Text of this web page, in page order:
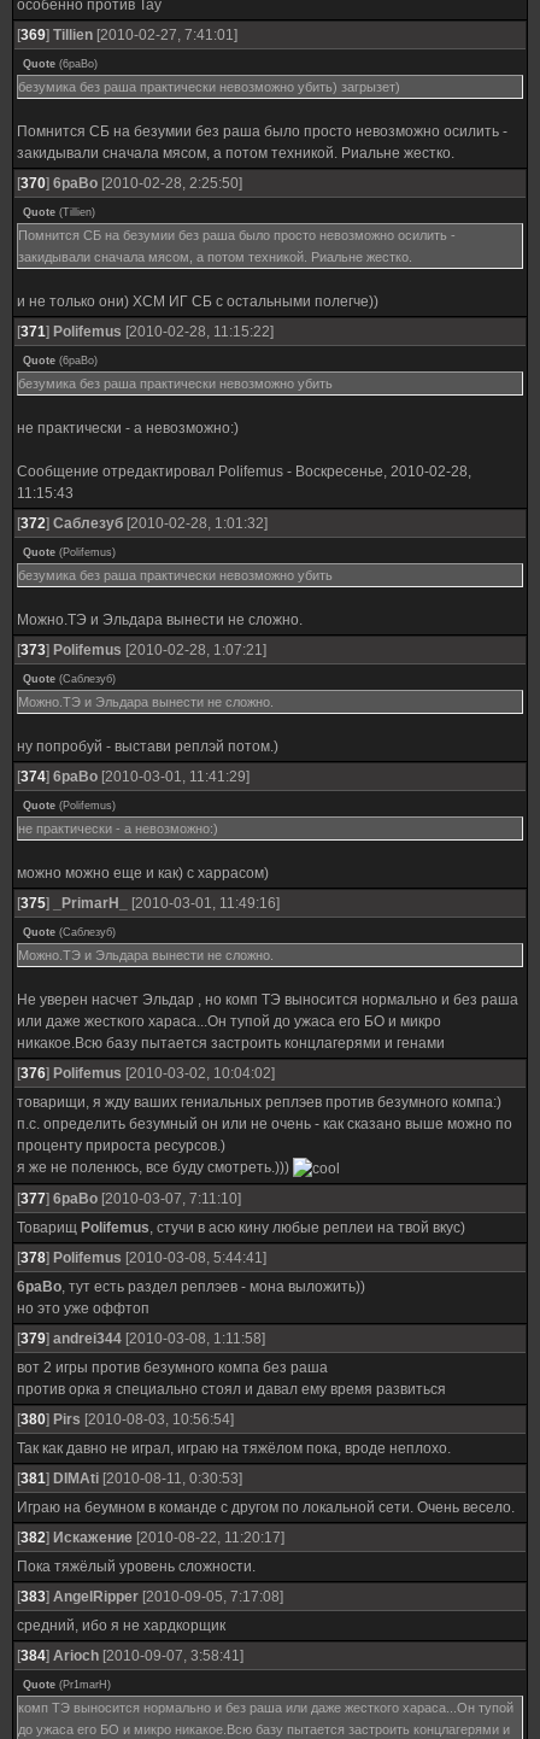
особенно против Тау
[369] Tillien [2010-02-27, 7:41:01]
Quote (6paBo)
безумика без раша практически невозможно убить) загрызет)
Помнится СБ на безумии без раша было просто невозможно осилить -
закидывали сначала мясом, а потом техникой. Риальне жестко.
[370] 6paBo [2010-02-28, 2:25:50]
Quote (Tillien)
Помнится СБ на безумии без раша было просто невозможно осилить -
закидывали сначала мясом, а потом техникой. Риальне жестко.
и не только они) ХСМ ИГ СБ с остальными полегче))
[371] Polifemus [2010-02-28, 11:15:22]
Quote (6paBo)
безумика без раша практически невозможно убить
не практически - а невозможно:)
Сообщение отредактировал Polifemus - Воскресенье, 2010-02-28,
11:15:43
[372] Саблезуб [2010-02-28, 1:01:32]
Quote (Polifemus)
безумика без раша практически невозможно убить
Можно.ТЭ и Эльдара вынести не сложно.
[373] Polifemus [2010-02-28, 1:07:21]
Quote (Саблезуб)
Можно.ТЭ и Эльдара вынести не сложно.
ну попробуй - выстави реплэй потом.)
[374] 6paBo [2010-03-01, 11:41:29]
Quote (Polifemus)
не практически - а невозможно:)
можно можно еще и как) с харрасом)
[375] _PrimarH_ [2010-03-01, 11:49:16]
Quote (Саблезуб)
Можно.ТЭ и Эльдара вынести не сложно.
Не уверен насчет Эльдар , но комп ТЭ выносится нормально и без раша
или даже жесткого хараса...Он тупой до ужаса его БО и микро
никакое.Всю базу пытается застроить концлагерями и генами
[376] Polifemus [2010-03-02, 10:04:02]
товарищи, я жду ваших гениальных реплэев против безумного компа:)
п.с. определить безумный он или не очень - как сказано выше можно по
проценту прироста ресурсов.)
я же не поленюсь, все буду смотреть.)))
[377] 6paBo [2010-03-07, 7:11:10]
Товарищ Polifemus, стучи в асю кину любые реплеи на твой вкус)
[378] Polifemus [2010-03-08, 5:44:41]
6paBo, тут есть раздел реплэев - мона выложить))
но это уже оффтоп
[379] andrei344 [2010-03-08, 1:11:58]
вот 2 игры против безумного компа без раша
против орка я специально стоял и давал ему время развиться
[380] Pirs [2010-08-03, 10:56:54]
Так как давно не играл, играю на тяжёлом пока, вроде неплохо.
[381] DIMAti [2010-08-11, 0:30:53]
Играю на беумном в команде с другом по локальной сети. Очень весело.
[382] Искажение [2010-08-22, 11:20:17]
Пока тяжёлый уровень сложности.
[383] AngelRipper [2010-09-05, 7:17:08]
средний, ибо я не хардкорщик
[384] Arioch [2010-09-07, 3:58:41]
Quote (Pr1marH )
комп ТЭ выносится нормально и без раша или даже жесткого хараса...Он тупой
до ужаса его БО и микро никакое.Всю базу пытается застроить концлагерями и